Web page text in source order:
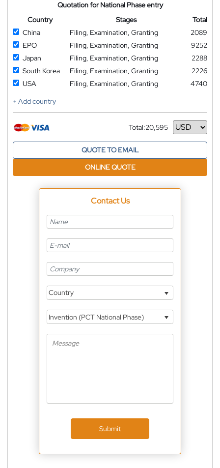
Quotation for National Phase entry
Country
Stages
Total
China
Filing, Examination, Granting
2089
EPO
Filing, Examination, Granting
9252
Japan
Filing, Examination, Granting
2288
South Korea
Filing, Examination, Granting
2226
USA
Filing, Examination, Granting
4740
+ Add country
Total:20,595
Currency
QUOTE TO EMAIL
ONLINE QUOTE
Contact Us
Country
Invention (PCT National Phase)
Submit